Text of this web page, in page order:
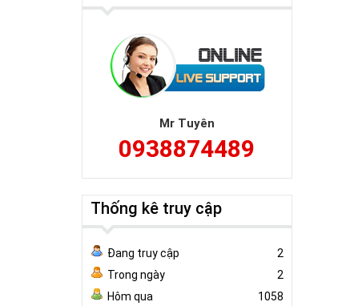
Mr Tuyên
0938874489
Thống kê truy cập
Đang truy cập
2
Trong ngày
2
Hôm qua
1058